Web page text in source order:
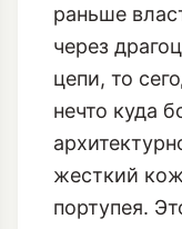
жесткий
портупея.
заявление.
гардероба -